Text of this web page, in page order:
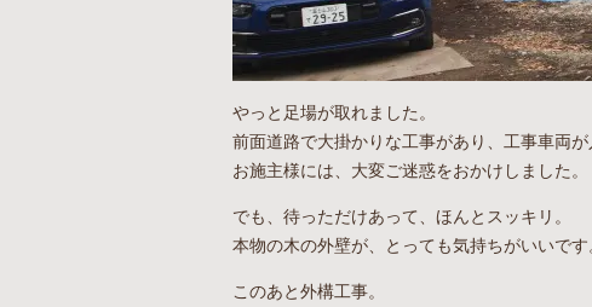
やっと足場が取れました。
前面道路で大掛かりな工事があり、工事車両
お施主様には、大変ご迷惑をおかけしました。
でも、待っただけあって、ほんとスッキリ。
本物の木の外壁が、とっても気持ちがいいです
このあと外構工事。